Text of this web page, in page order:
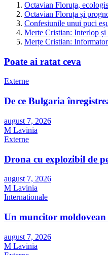
Octavian Floruța,
Octavian Floruța și
Confesiunile unui puci
Merte Cristian: Interlop
Merțe Cristian:
Poate ai ratat ceva
Externe
De ce Bulgaria
august 7, 2026
M Lavinia
Externe
Drona cu explozibil de
august 7, 2026
M Lavinia
Internationale
Un muncitor moldovean
august 7, 2026
M Lavinia